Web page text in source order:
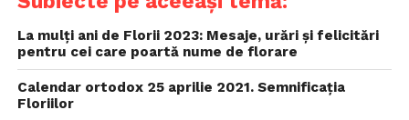
La mulți ani de Florii 2023: Mesaje, urări și felicitări
pentru cei care poartă nume de florare
Calendar ortodox 25 aprilie 2021. Semnificația
Floriilor